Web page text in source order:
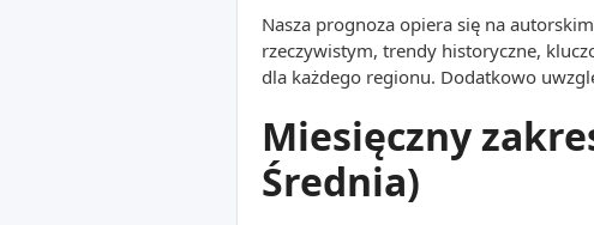
Nasza prognoza opiera się na
rzeczywistym, trendy historyczne,
dla każdego regionu. Dodatkowo
Miesięczny
Średnia)